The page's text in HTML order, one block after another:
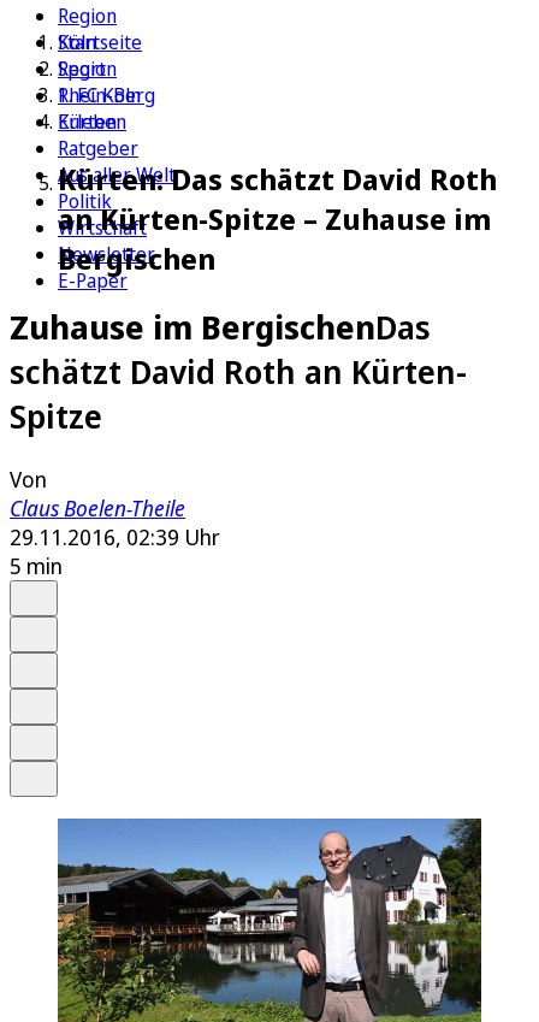
Region
Köln
Sport
1. FC Köln
Erleben
Ratgeber
Aus aller Welt
Politik
Wirtschaft
Newsletter
E-Paper
Startseite
Region
Rhein-Berg
Kürten
Kürten: Das schätzt David Roth
an Kürten-Spitze – Zuhause im
Bergischen
Zuhause im BergischenDas
schätzt David Roth an Kürten-
Spitze
Von
Claus Boelen-Theile
29.11.2016, 02:39 Uhr
5 min